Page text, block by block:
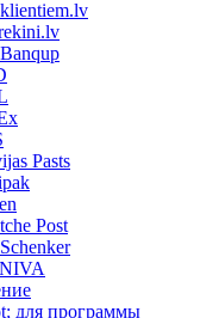
Pasts
Post
для программы